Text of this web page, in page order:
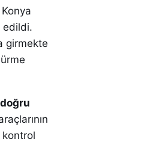
edildi.
girmekte
doğru
kontrol